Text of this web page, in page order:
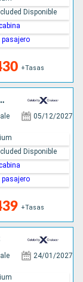
+Tasas
Disponible
pasajero
BAHAMAS
05/12/2027
+Tasas
Disponible
pasajero
24/01/2027